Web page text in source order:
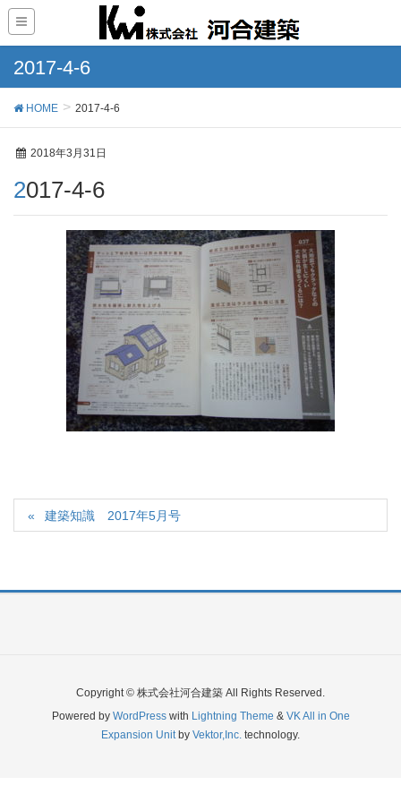
2017-4-6
HOME 2017-4-6
2018年3月31日
2017-4-6
建築知識 2017年5月号
Copyright © 株式会社河合建築 All Rights Reserved.
Powered by WordPresswith Lightning Theme & VK All in One
Expansion Unitby Vektor,Inc. technology.